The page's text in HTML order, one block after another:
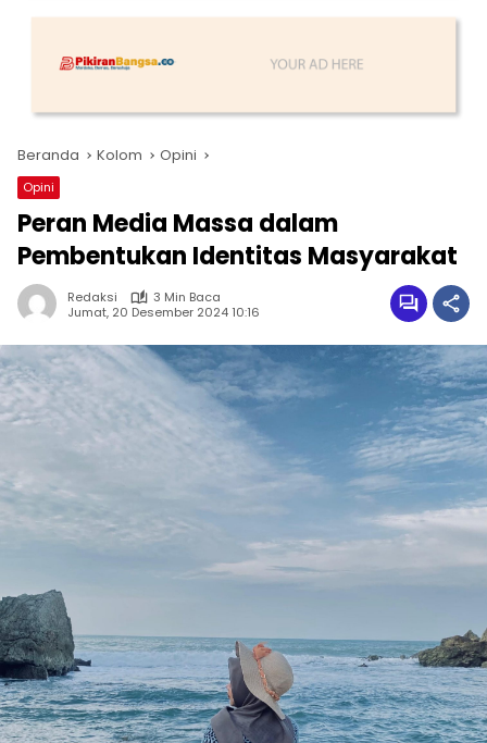
Beranda Kolom Opini
Opini
Peran Media Massa dalam
Pembentukan Identitas Masyarakat
Redaksi
3 Min Baca
Jumat, 20 Desember 2024 10:16